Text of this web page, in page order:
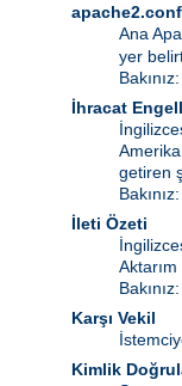
apache2.conf
Ana
yer
Bakınız:
İhracat
getiren
Bakınız:
İleti Özeti
Bakınız:
Karşı Vekil
Kimlik